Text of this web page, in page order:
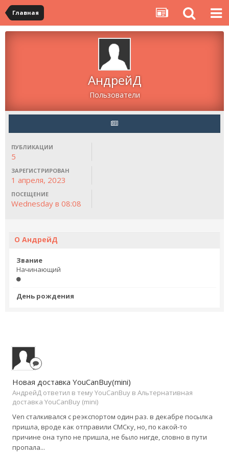
Главная
АндрейД
Пользователи
ПУБЛИКАЦИИ
5
ЗАРЕГИСТРИРОВАН
1 апреля, 2023
ПОСЕЩЕНИЕ
Wednesday в 08:08
О АндрейД
Звание
Начинающий
День рождения
Новая доставка YouCanBuy(mini)
АндрейД ответил в тему YouCanBuy в Альтернативная
доставка YouCanBuy (mini)
Ven сталкивался с реэкспортом один раз. в декабре посылка
пришла, вроде как отправили СМСку, но, по какой-то
причине она тупо не пришла, не было нигде, словно в пути
пропала...